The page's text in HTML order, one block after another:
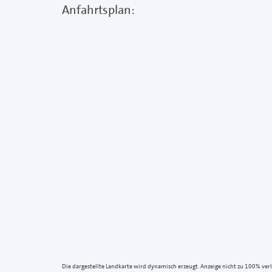
Anfahrtsplan:
Die dargestellte Landkarte wird dynamisch erzeugt. Anzeige nicht zu 100%